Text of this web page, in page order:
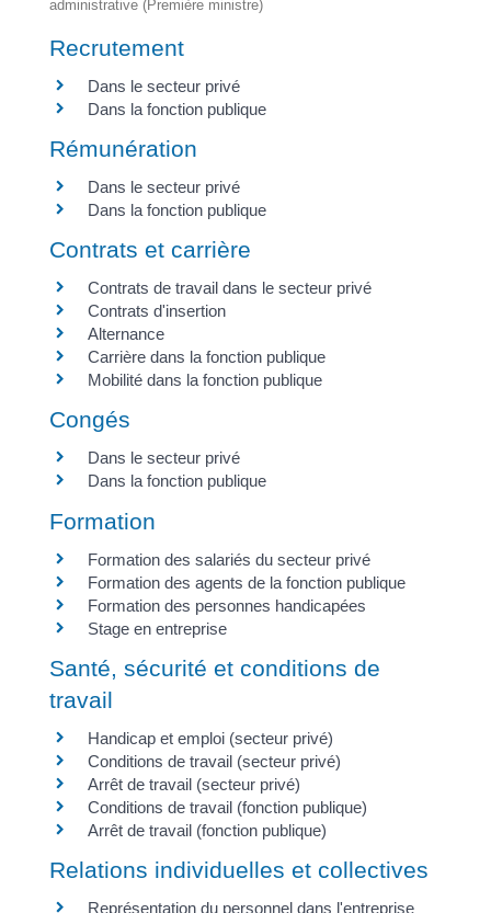
administrative (Première ministre)
Recrutement
Dans le secteur privé
Dans la fonction publique
Rémunération
Dans le secteur privé
Dans la fonction publique
Contrats et carrière
Contrats de travail dans le secteur privé
Contrats d'insertion
Alternance
Carrière dans la fonction publique
Mobilité dans la fonction publique
Congés
Dans le secteur privé
Dans la fonction publique
Formation
Formation des salariés du secteur privé
Formation des agents de la fonction publique
Formation des personnes handicapées
Stage en entreprise
Santé, sécurité et conditions de
travail
Handicap et emploi (secteur privé)
Conditions de travail (secteur privé)
Arrêt de travail (secteur privé)
Conditions de travail (fonction publique)
Arrêt de travail (fonction publique)
Relations individuelles et collectives
Représentation du personnel dans l'entreprise